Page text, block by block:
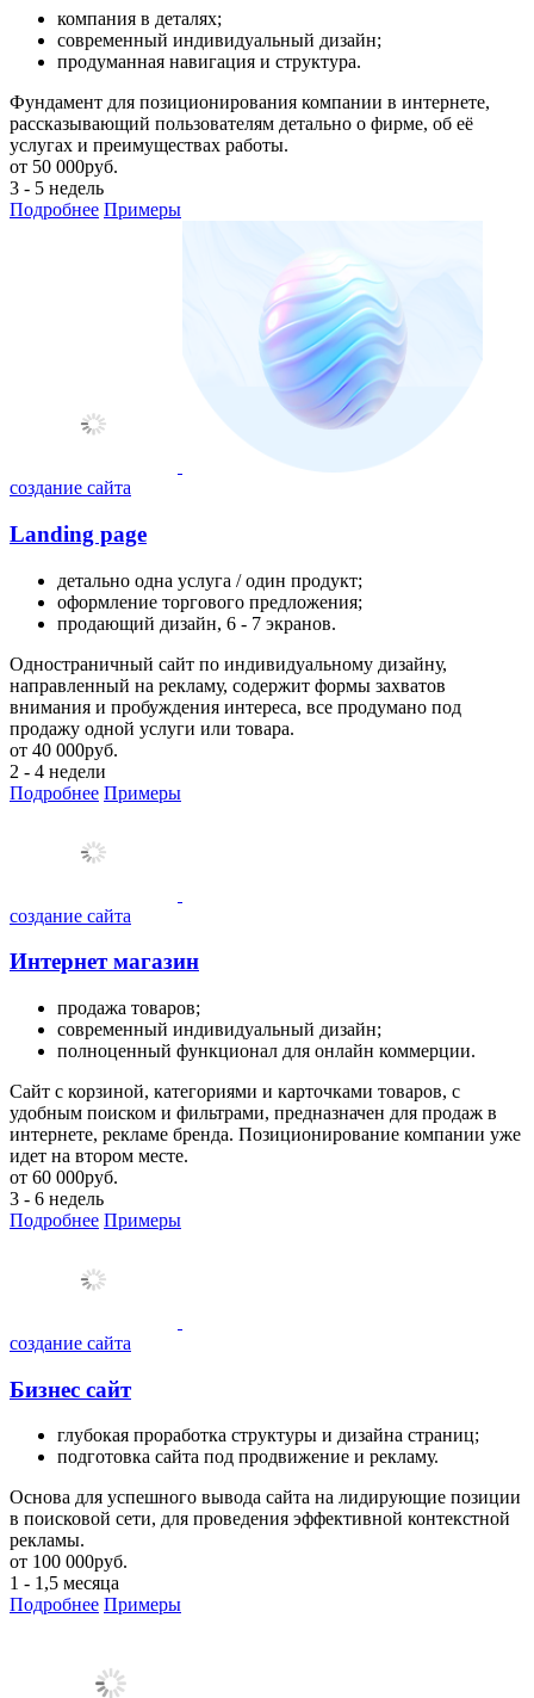
компания в деталях;
современный индивидуальный дизайн;
продуманная навигация и структура.
Фундамент для позиционирования компании в интернете,
рассказывающий пользователям детально о фирме, об её
услугах и преимуществах работы.
от 50 000руб.
3 - 5 недель
Подробнее Примеры
создание сайта
Landing page
детально одна услуга / один продукт;
оформление торгового предложения;
продающий дизайн, 6 - 7 экранов.
Одностраничный сайт по индивидуальному дизайну,
направленный на рекламу, содержит формы захватов
внимания и пробуждения интереса, все продумано под
продажу одной услуги или товара.
от 40 000руб.
2 - 4 недели
Подробнее Примеры
создание сайта
Интернет магазин
продажа товаров;
современный индивидуальный дизайн;
полноценный функционал для онлайн коммерции.
Сайт с корзиной, категориями и карточками товаров, с
удобным поиском и фильтрами, предназначен для продаж в
интернете, рекламе бренда. Позиционирование компании уже
идет на втором месте.
от 60 000руб.
3 - 6 недель
Подробнее Примеры
создание сайта
Бизнес сайт
глубокая проработка структуры и дизайна страниц;
подготовка сайта под продвижение и рекламу.
Основа для успешного вывода сайта на лидирующие позиции
в поисковой сети, для проведения эффективной контекстной
рекламы.
от 100 000руб.
1 - 1,5 месяца
Подробнее Примеры